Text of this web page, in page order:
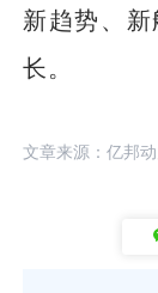
新趋势、
长。
文章来源：亿邦